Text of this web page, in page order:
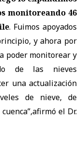
monitoreando 46
. Fuimos apoyados
y ahora por
poder monitorear y
de las nieves
una actualización
de nieve, de
el Dr.